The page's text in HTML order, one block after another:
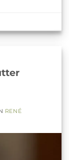
RENÉ